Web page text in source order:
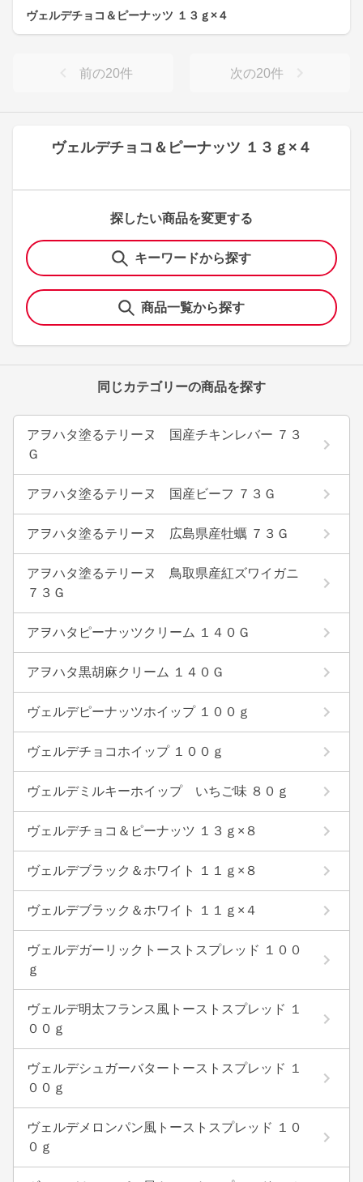
ヴェルデチョコ＆ピーナッツ １３ｇ×４
探したい商品を変更する
キーワードから探す
商品一覧から探す
同じカテゴリーの商品を探す
アヲハタ塗るテリーヌ 国産チキンレバー ７３
Ｇ
アヲハタ塗るテリーヌ 国産ビーフ ７３Ｇ
アヲハタ塗るテリーヌ 広島県産牡蠣 ７３Ｇ
アヲハタ塗るテリーヌ 鳥取県産紅ズワイガニ
７３Ｇ
アヲハタピーナッツクリーム １４０Ｇ
アヲハタ黒胡麻クリーム １４０Ｇ
ヴェルデピーナッツホイップ １００ｇ
ヴェルデチョコホイップ １００ｇ
ヴェルデミルキーホイップ いちご味 ８０ｇ
ヴェルデチョコ＆ピーナッツ １３ｇ×８
ヴェルデブラック＆ホワイト １１ｇ×８
ヴェルデブラック＆ホワイト １１ｇ×４
ヴェルデガーリックトーストスプレッド １００
ｇ
ヴェルデ明太フランス風トーストスプレッド １
００ｇ
ヴェルデシュガーバタートーストスプレッド １
００ｇ
ヴェルデメロンパン風トーストスプレッド １０
０ｇ
ヴェルデチョコ＆ピーナッツ １３ｇ×４
前の20件 次の20件